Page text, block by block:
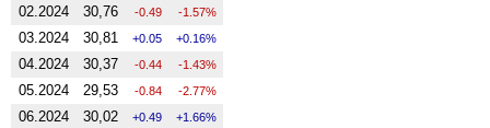
02.2024 30,76 -0.49 -1.57%
03.2024 30,81 0.05 0.16%
04.2024 30,37 -0.44 -1.43%
05.2024 29,53 -0.84 -2.77%
06.2024 30,02 0.49 1.66%